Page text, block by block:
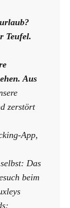
Teufel.
Aus
zerstört
App,
Das
beim